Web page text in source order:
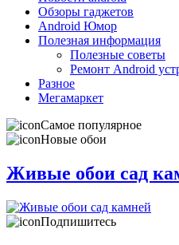
Обзоры гаджетов
Android Юмор
Полезная информация
Полезные советы
Ремонт Android
Разное
Мегамаркет
Самое популярное
Новые обои
Живые обои сад
Подпишитесь